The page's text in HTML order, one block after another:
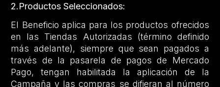
2.Productos Seleccionados:
El Beneficio aplica para los productos ofrecidos
en las Tiendas Autorizadas (término definido
más adelante), siempre que sean pagados a
través de la pasarela de pagos de Mercado
Pago, tengan habilitada la aplicación de la
Campaña y las compras se difieran al número